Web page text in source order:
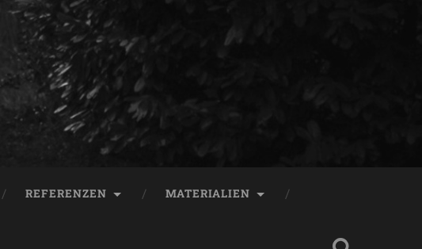
REFERENZEN MATERIALIEN